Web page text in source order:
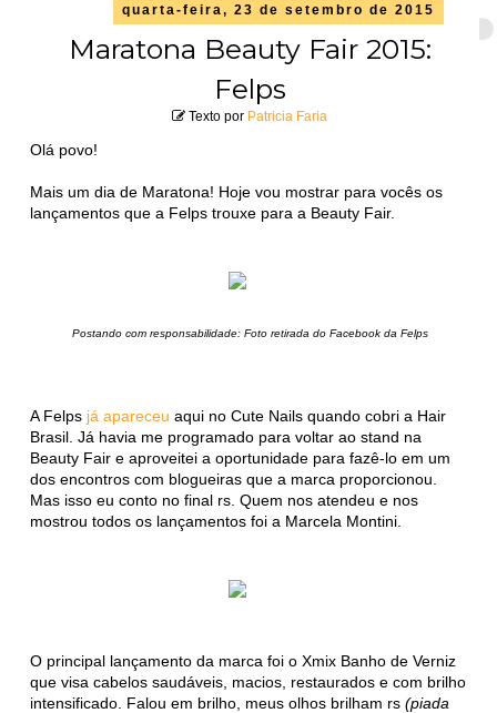
quarta-feira, 23 de setembro de 2015
Maratona Beauty Fair 2015:
Felps
Texto por Patricia Faria
Olá povo!
Mais um dia de Maratona! Hoje vou mostrar para vocês os
lançamentos que a Felps trouxe para a Beauty Fair.
Postando com responsabilidade: Foto retirada do Facebook da Felps
A Felps já apareceu aqui no Cute Nails quando cobri a Hair
Brasil. Já havia me programado para voltar ao stand na
Beauty Fair e aproveitei a oportunidade para fazê-lo em um
dos encontros com blogueiras que a marca proporcionou.
Mas isso eu conto no final rs. Quem nos atendeu e nos
mostrou todos os lançamentos foi a Marcela Montini.
O principal lançamento da marca foi o Xmix Banho de Verniz
que visa cabelos saudáveis, macios, restaurados e com brilho
intensificado. Falou em brilho, meus olhos brilham rs(piada